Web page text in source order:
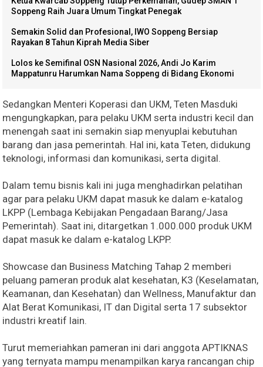
Soppeng Raih Juara Umum Tingkat Penegak
Semakin Solid dan Profesional, IWO Soppeng Bersiap
Rayakan 8 Tahun Kiprah Media Siber
Lolos ke Semifinal OSN Nasional 2026, Andi Jo Karim
Mappatunru Harumkan Nama Soppeng di Bidang Ekonomi
Sedangkan Menteri Koperasi dan UKM, Teten Masduki
mengungkapkan, para pelaku UKM serta industri kecil dan
menengah saat ini semakin siap menyuplai kebutuhan
barang dan jasa pemerintah. Hal ini, kata Teten, didukung
teknologi, informasi dan komunikasi, serta digital.
Dalam temu bisnis kali ini juga menghadirkan pelatihan
agar para pelaku UKM dapat masuk ke dalam e-katalog
LKPP (Lembaga Kebijakan Pengadaan Barang/Jasa
Pemerintah). Saat ini, ditargetkan 1.000.000 produk UKM
dapat masuk ke dalam e-katalog LKPP.
Showcase dan Business Matching Tahap 2 memberi
peluang pameran produk alat kesehatan, K3 (Keselamatan,
Keamanan, dan Kesehatan) dan Wellness, Manufaktur dan
Alat Berat Komunikasi, IT dan Digital serta 17 subsektor
industri kreatif lain.
Turut memeriahkan pameran ini dari anggota APTIKNAS
yang ternyata mampu menampilkan karya rancangan chip